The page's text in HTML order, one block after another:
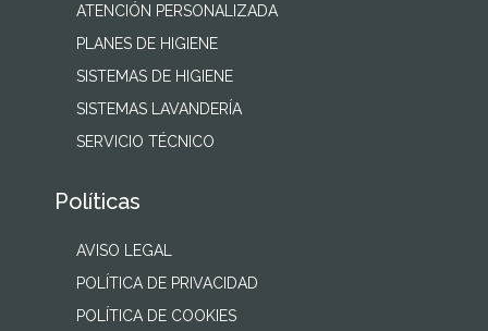
ATENCIÓN PERSONALIZADA
PLANES DE HIGIENE
SISTEMAS DE HIGIENE
SISTEMAS LAVANDERÍA
SERVICIO TÉCNICO
Políticas
AVISO LEGAL
POLÍTICA DE PRIVACIDAD
POLÍTICA DE COOKIES